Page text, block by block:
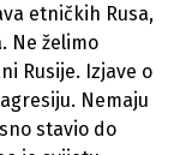
etničkih Rusa,
Ne želimo
Rusije. Izjave o
Nemaju
stavio do